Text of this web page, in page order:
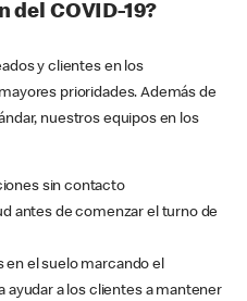
del COVID-19?
y clientes en los
prioridades. Además de
nuestros equipos en los
sin contacto
antes de comenzar el turno de
en el suelo marcando el
ayudar a los clientes a mantener